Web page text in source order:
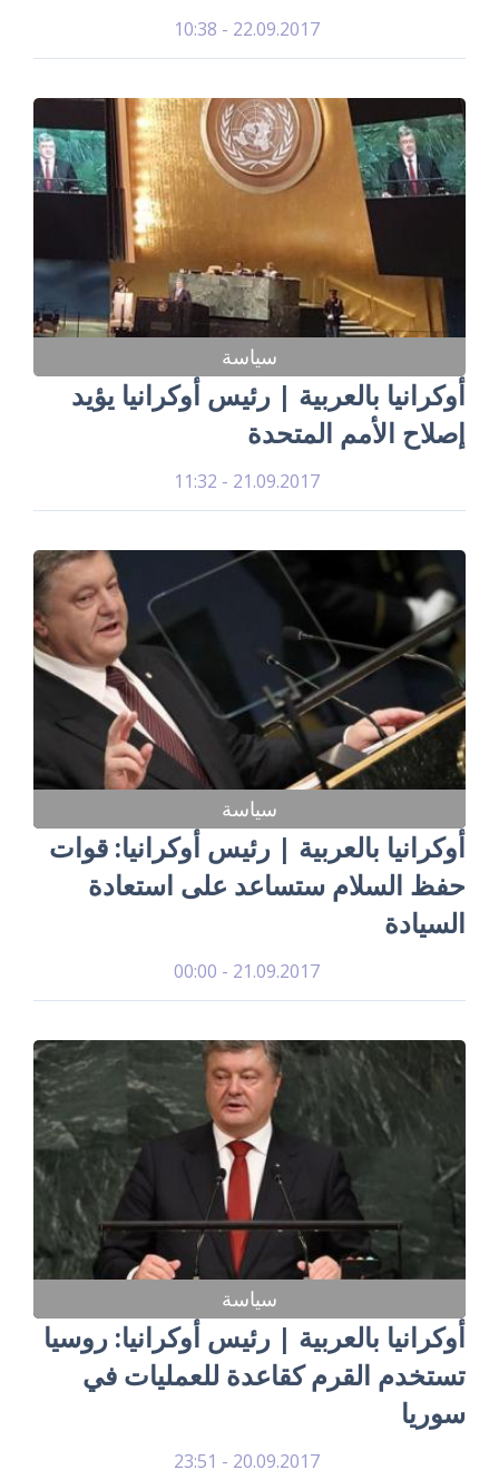
22.09.2017 - 10:38
سياسة
أوكرانيا بالعربية | رئيس أوكرانيا يؤيد
إصلاح الأمم المتحدة
21.09.2017 - 11:32
سياسة
أوكرانيا بالعربية | رئيس أوكرانيا: قوات
حفظ السلام ستساعد على استعادة
السيادة
21.09.2017 - 00:00
سياسة
أوكرانيا بالعربية | رئيس أوكرانيا: روسيا
تستخدم القرم كقاعدة للعمليات في
سوريا
20.09.2017 - 23:51